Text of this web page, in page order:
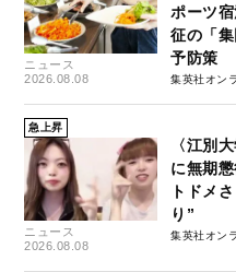
ニュース
2026.08.08
ポーツ
征の「
予防策
集英社オン
急上昇
ニュース
2026.08.08
〈江別
に無期
トドメ
り”
集英社オン